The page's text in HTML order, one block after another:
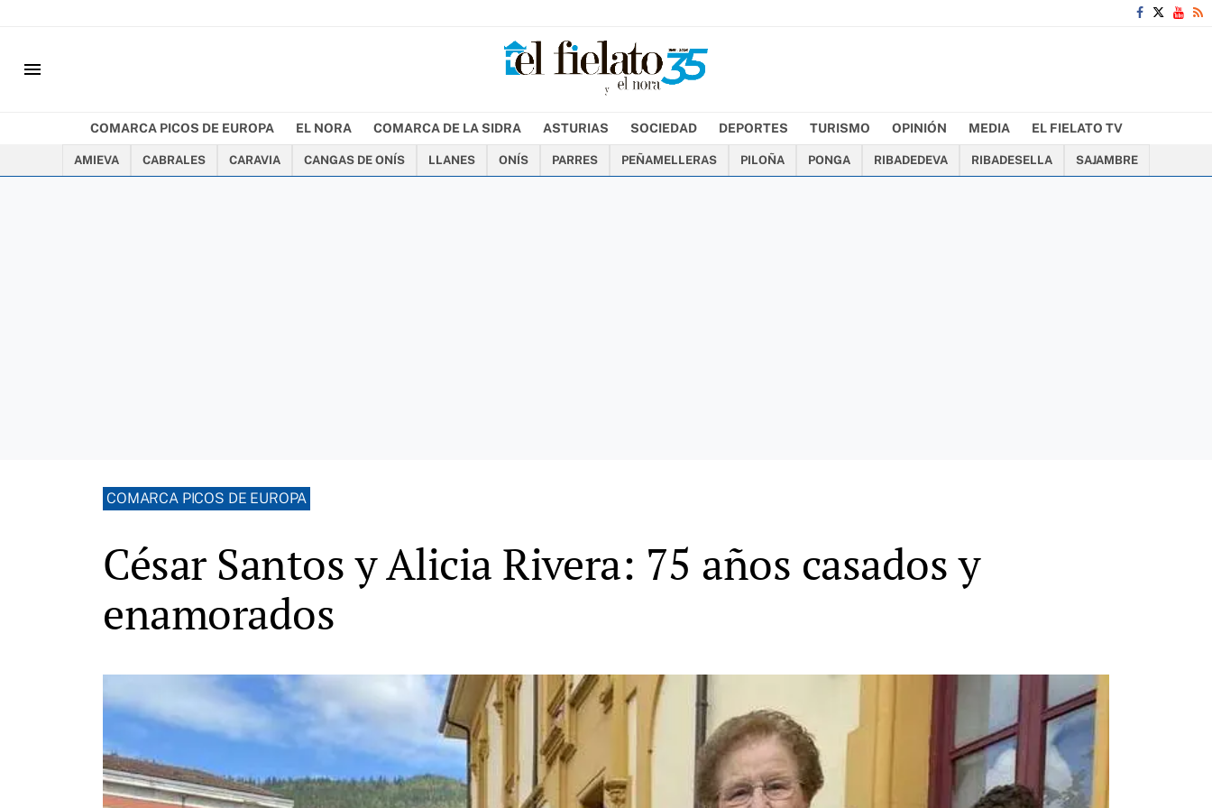
menu
COMARCA PICOS DE EUROPA EL NORA COMARCA DE LA SIDRA ASTURIAS SOCIEDAD DEPORTES TURISMO OPINIÓN MEDIA EL FIELATO TV
AMIEVA CABRALES CARAVIA CANGAS DE ONÍS LLANES ONÍS PARRES PEÑAMELLERAS PILOÑA PONGA RIBADEDEVA RIBADESELLA SAJAMBRE
COMARCA PICOS DE EUROPA
César Santos y Alicia Rivera: 75 años casados y
enamorados